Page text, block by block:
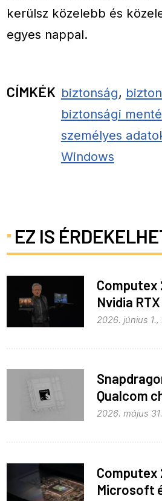
kerülsz közelebb és
egyes nappal.
CÍMKÉK biztonság,
biztonsági
személyes
Windows
EZ IS
Computex
Nvidia
2026. június 1.,
Qualcom
2026. május
Computex
Microsoft